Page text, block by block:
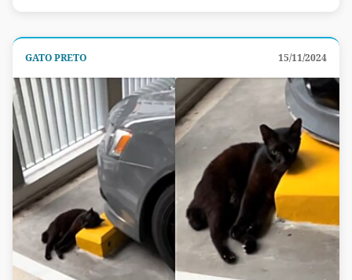
GATO PRETO 15/11/2024